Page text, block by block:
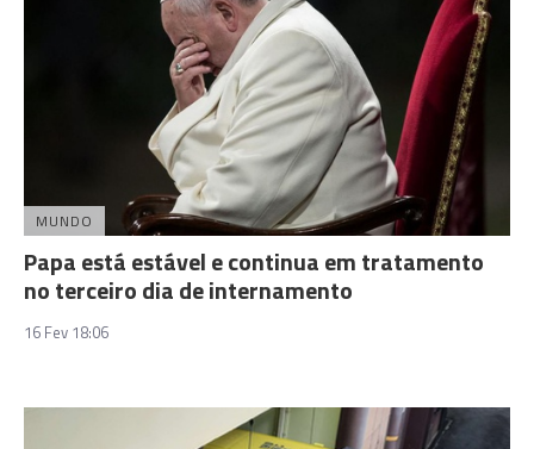
MUNDO
Papa está estável e continua em tratamento
no terceiro dia de internamento
16 Fev 18:06